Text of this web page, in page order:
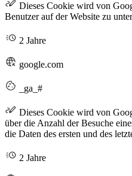
Dieses Cookie wird von
Benutzer auf der Website zu
2 Jahre
google.com
_ga_#
Dieses Cookie wird von
über die Anzahl der Besuche
die Daten des ersten und des
2 Jahre